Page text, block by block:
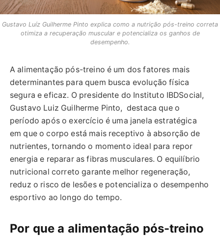
Gustavo Luíz Guilherme Pinto explica como a nutrição pós-treino correta
otimiza a recuperação muscular e potencializa os ganhos de
desempenho.
A alimentação pós-treino é um dos fatores mais
determinantes para quem busca evolução física
segura e eficaz. O presidente do Instituto IBDSocial,
Gustavo Luiz Guilherme Pinto, destaca que o
período após o exercício é uma janela estratégica
em que o corpo está mais receptivo à absorção de
nutrientes, tornando o momento ideal para repor
energia e reparar as fibras musculares. O equilíbrio
nutricional correto garante melhor regeneração,
reduz o risco de lesões e potencializa o desempenho
esportivo ao longo do tempo.
Por que a alimentação pós-treino